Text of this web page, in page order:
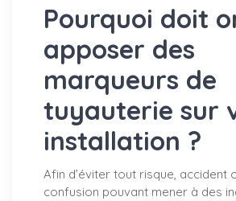
Pourquoi doit
apposer des
marqueurs de
tuyauterie sur
installation ?
Afin d’éviter tout risque, accident
confusion pouvant mener à des